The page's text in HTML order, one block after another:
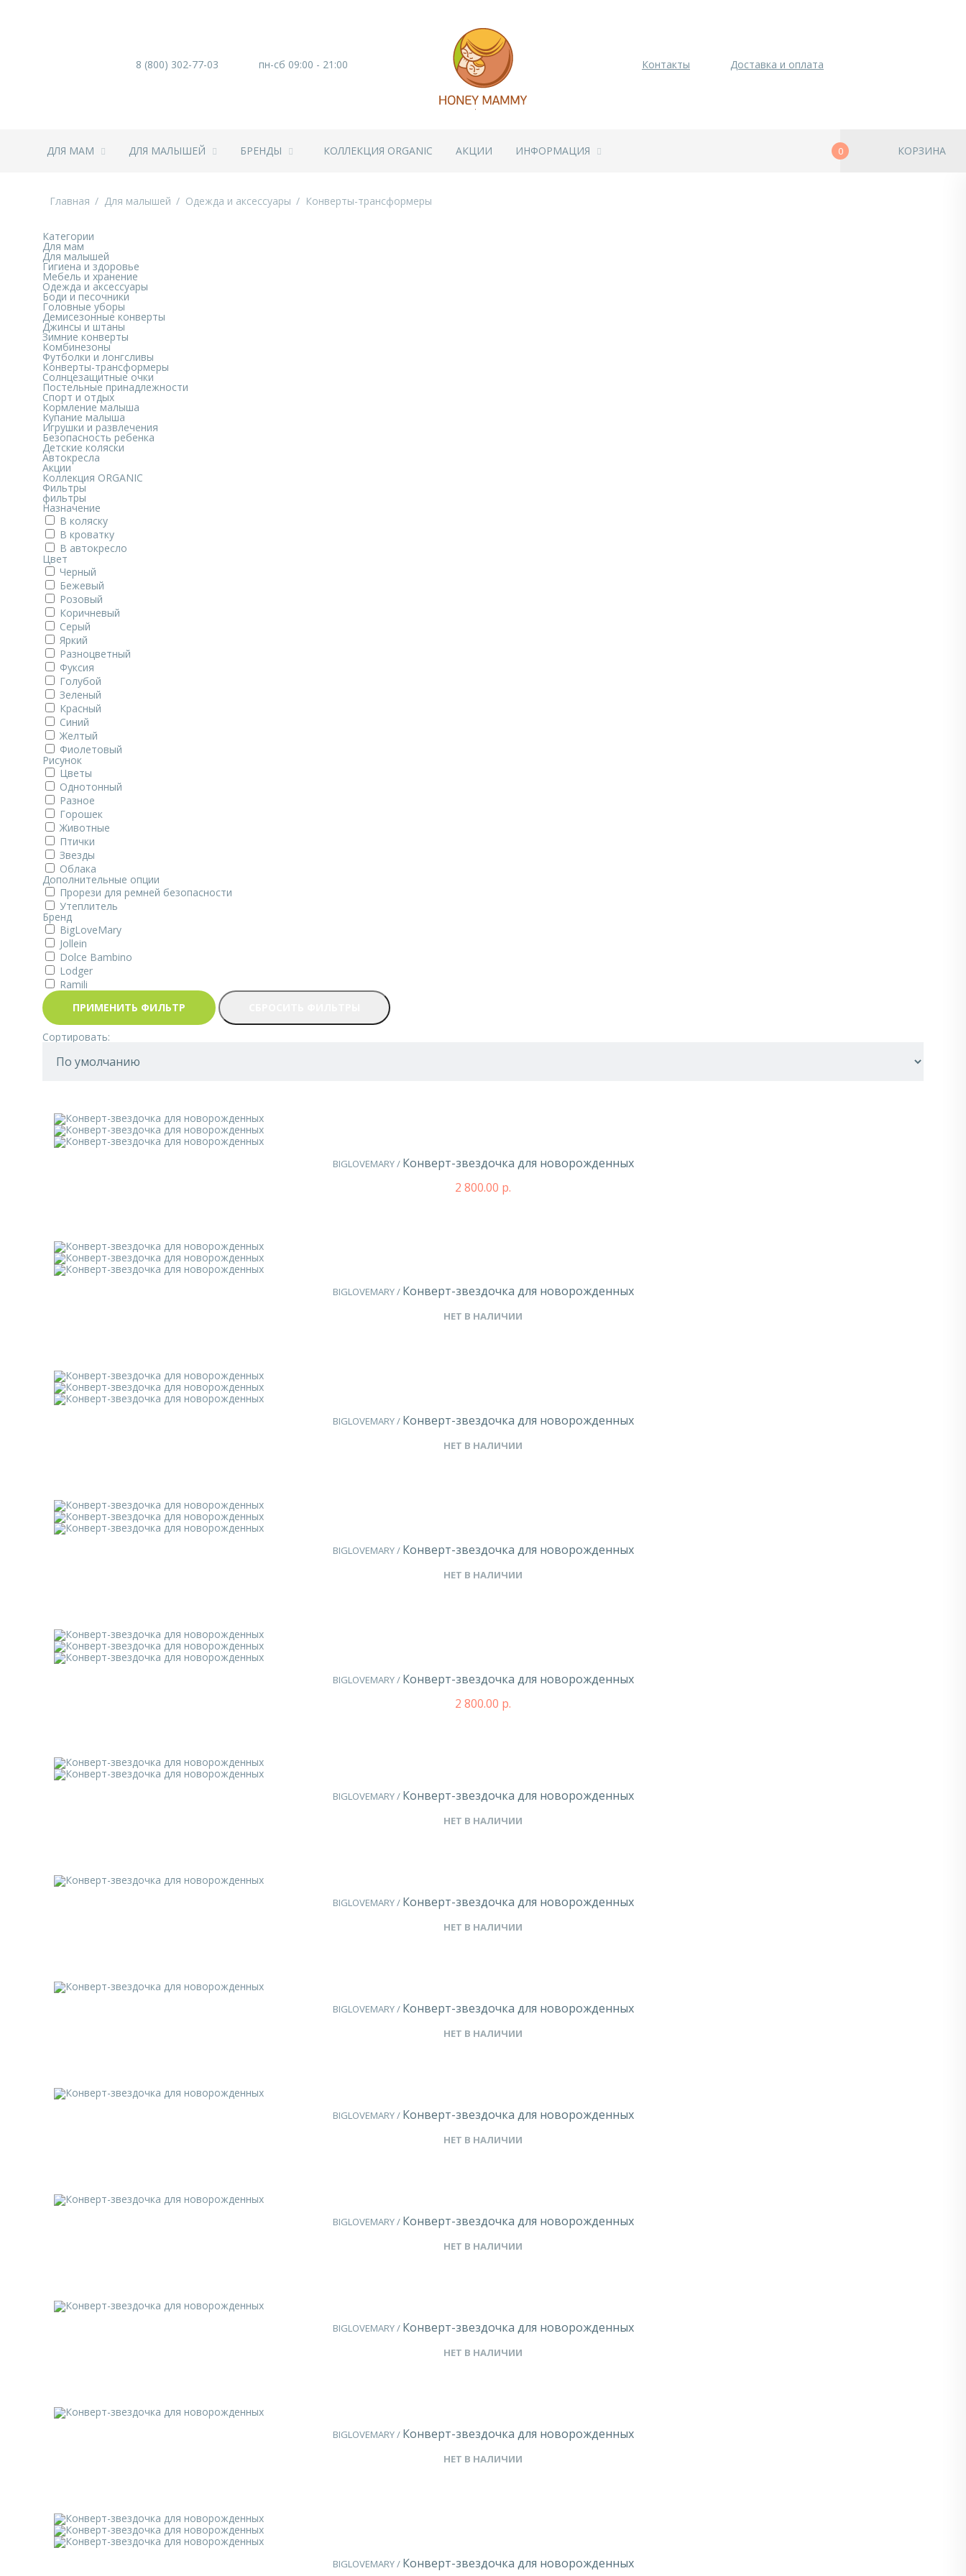
8 (800) 302-77-03 пн-сб 09:00 - 21:00 Контакты Доставка и оплата
ДЛЯ МАМ ДЛЯ МАЛЫШЕЙ БРЕНДЫ КОЛЛЕКЦИЯ ORGANIC АКЦИИ ИНФОРМАЦИЯ КОРЗИНА
0
Главная Для малышей Одежда и аксессуары Конверты-трансформеры
Категории
Для мам
Для малышей
Гигиена и здоровье
Мебель и хранение
Одежда и аксессуары
Боди и песочники
Головные уборы
Демисезонные конверты
Джинсы и штаны
Зимние конверты
Комбинезоны
Футболки и лонгсливы
Конверты-трансформеры
Солнцезащитные очки
Постельные принадлежности
Спорт и отдых
Кормление малыша
Купание малыша
Игрушки и развлечения
Безопасность ребенка
Детские коляски
Автокресла
Акции
Коллекция ORGANIC
Фильтры
фильтры
Назначение
В коляску
В кроватку
В автокресло
Цвет
Черный
Бежевый
Розовый
Коричневый
Серый
Яркий
Разноцветный
Фуксия
Голубой
Зеленый
Красный
Синий
Желтый
Фиолетовый
Рисунок
Цветы
Однотонный
Разное
Горошек
Животные
Птички
Звезды
Облака
Дополнительные опции
Прорези для ремней безопасности
Утеплитель
Бренд
BigLoveMary
Jollein
Dolce Bambino
Lodger
Ramili
ПРИМЕНИТЬ ФИЛЬТР
Сортировать:
BIGLOVEMARY / Конверт-звездочка для новорожденных
2 800.00 р.
BIGLOVEMARY / Конверт-звездочка для новорожденных
НЕТ В НАЛИЧИИ
BIGLOVEMARY / Конверт-звездочка для новорожденных
НЕТ В НАЛИЧИИ
BIGLOVEMARY / Конверт-звездочка для новорожденных
НЕТ В НАЛИЧИИ
BIGLOVEMARY / Конверт-звездочка для новорожденных
2 800.00 р.
BIGLOVEMARY / Конверт-звездочка для новорожденных
НЕТ В НАЛИЧИИ
BIGLOVEMARY / Конверт-звездочка для новорожденных
НЕТ В НАЛИЧИИ
BIGLOVEMARY / Конверт-звездочка для новорожденных
НЕТ В НАЛИЧИИ
BIGLOVEMARY / Конверт-звездочка для новорожденных
НЕТ В НАЛИЧИИ
BIGLOVEMARY / Конверт-звездочка для новорожденных
НЕТ В НАЛИЧИИ
BIGLOVEMARY / Конверт-звездочка для новорожденных
НЕТ В НАЛИЧИИ
BIGLOVEMARY / Конверт-звездочка для новорожденных
НЕТ В НАЛИЧИИ
BIGLOVEMARY / Конверт-звездочка для новорожденных